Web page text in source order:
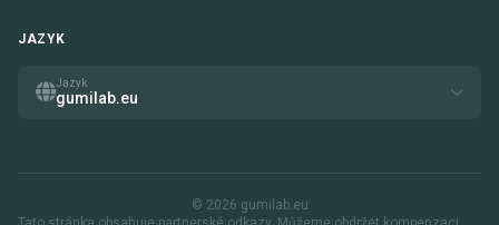
JAZYK
Jazyk
gumilab.eu
© 2026 gumilab.eu